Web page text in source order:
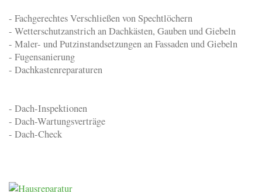
- Fachgerechtes Verschließen von Spechtlöchern
- Wetterschutzanstrich an Dachkästen, Gauben und Giebeln
- Maler- und Putzinstandsetzungen an Fassaden und Giebeln
- Fugensanierung
- Dachkastenreparaturen
- Dach-Inspektionen
- Dach-Wartungsverträge
- Dach-Check